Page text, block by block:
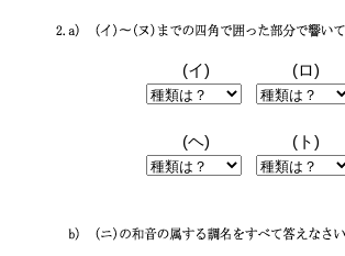
(イ) (ロ)
(ヘ) (ト)